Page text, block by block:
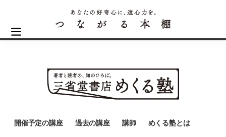
開催予定の講座 過去の講座 講師 めくる塾とは